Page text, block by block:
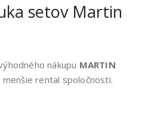
setov Martin
nákupu MARTIN
rental spoločnosti.